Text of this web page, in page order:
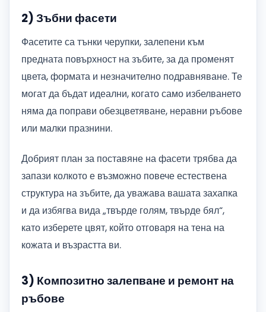
2) Зъбни фасети
Фасетите са тънки черупки, залепени към
предната повърхност на зъбите, за да променят
цвета, формата и незначително подравняване. Те
могат да бъдат идеални, когато само избелването
няма да поправи обезцветяване, неравни ръбове
или малки празнини.
Добрият план за поставяне на фасети трябва да
запази колкото е възможно повече естествена
структура на зъбите, да уважава вашата захапка
и да избягва вида „твърде голям, твърде бял“,
като изберете цвят, който отговаря на тена на
кожата и възрастта ви.
3) Композитно залепване и ремонт на
ръбове